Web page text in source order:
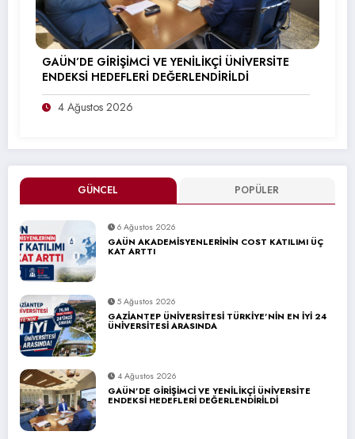
GÜNCEL POPÜLER
6 Ağustos 2026
GAÜN AKADEMİSYENLERİNİN COST KATILIMI ÜÇ
KAT ARTTI
5 Ağustos 2026
GAZİANTEP ÜNİVERSİTESİ TÜRKİYE’NİN EN İYİ 24
ÜNİVERSİTESİ ARASINDA
4 Ağustos 2026
GAÜN’DE GİRİŞİMCİ VE YENİLİKÇİ ÜNİVERSİTE
ENDEKSİ HEDEFLERİ DEĞERLENDİRİLDİ
GAÜN’DE GİRİŞİMCİ VE YENİLİKÇİ ÜNİVERSİTE
ENDEKSİ HEDEFLERİ DEĞERLENDİRİLDİ
4 Ağustos 2026